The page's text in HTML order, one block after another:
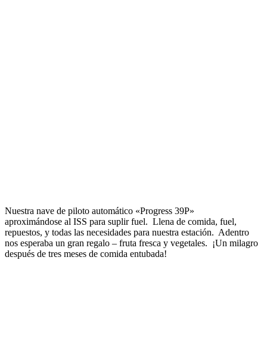
Nuestra nave de piloto automático «Progress 39P»
aproximándose al ISS para suplir fuel. Llena de comida, fuel,
repuestos, y todas las necesidades para nuestra estación. Adentro
nos esperaba un gran regalo – fruta fresca y vegetales. ¡Un milagro
después de tres meses de comida entubada!